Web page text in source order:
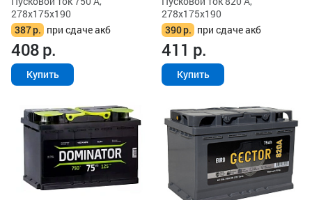
278x175x190
387р. при сдаче акб
408р.
Купить
278x175x190
390р. при сдаче акб
411 р.
Купить